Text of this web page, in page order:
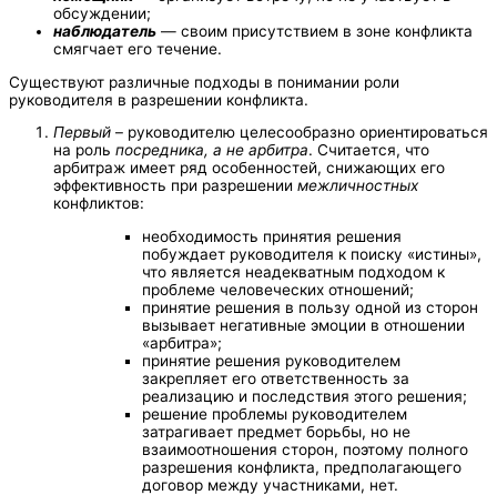
обсуждении;
наблюдатель — своим присутствием в зоне конфликта
смягчает его течение.
Существуют различные подходы в понимании роли
руководителя в разрешении конфликта.
Первый – руководителю целесообразно ориентироваться
на роль посредника, а не арбитра. Считается, что
арбитраж имеет ряд особенностей, снижающих его
эффективность при разрешении межличностных
конфликтов:
необходимость принятия решения
побуждает руководителя к поиску «истины»,
что является неадекватным подходом к
проблеме человеческих отношений;
принятие решения в пользу одной из сторон
вызывает негативные эмоции в отношении
«арбитра»;
принятие решения руководителем
закрепляет его ответственность за
реализацию и последствия этого решения;
решение проблемы руководителем
затрагивает предмет борьбы, но не
взаимоотношения сторон, поэтому полного
разрешения конфликта, предполагающего
договор между участниками, нет.